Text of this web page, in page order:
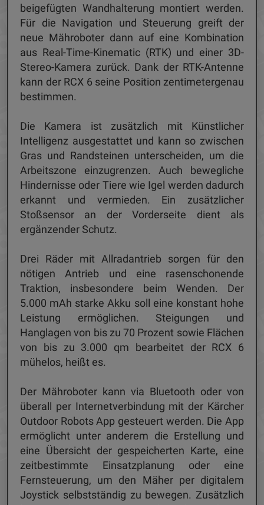
beigefügten Wandhalterung montiert werden.
Für die Navigation und Steuerung greift der
neue Mähroboter dann auf eine Kombination
aus Real-Time-Kinematic (RTK) und einer 3D-
Stereo-Kamera zurück. Dank der RTK-Antenne
kann der RCX 6 seine Position zentimetergenau
bestimmen.
Die Kamera ist zusätzlich mit Künstlicher
Intelligenz ausgestattet und kann so zwischen
Gras und Randsteinen unterscheiden, um die
Arbeitszone einzugrenzen. Auch bewegliche
Hindernisse oder Tiere wie Igel werden dadurch
erkannt und vermieden. Ein zusätzlicher
Stoßsensor an der Vorderseite dient als
ergänzender Schutz.
Drei Räder mit Allradantrieb sorgen für den
nötigen Antrieb und eine rasenschonende
Traktion, insbesondere beim Wenden. Der
5.000 mAh starke Akku soll eine konstant hohe
Leistung ermöglichen. Steigungen und
Hanglagen von bis zu 70 Prozent sowie Flächen
von bis zu 3.000 qm bearbeitet der RCX 6
mühelos, heißt es.
Der Mähroboter kann via Bluetooth oder von
überall per Internetverbindung mit der Kärcher
Outdoor Robots App gesteuert werden. Die App
ermöglicht unter anderem die Erstellung und
eine Übersicht der gespeicherten Karte, eine
zeitbestimmte Einsatzplanung oder eine
Fernsteuerung, um den Mäher per digitalem
Joystick selbstständig zu bewegen. Zusätzlich